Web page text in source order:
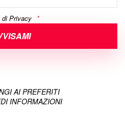
di Privacy
AI PREFERITI
INFORMAZIONI